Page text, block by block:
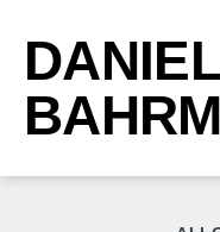
DANIEL